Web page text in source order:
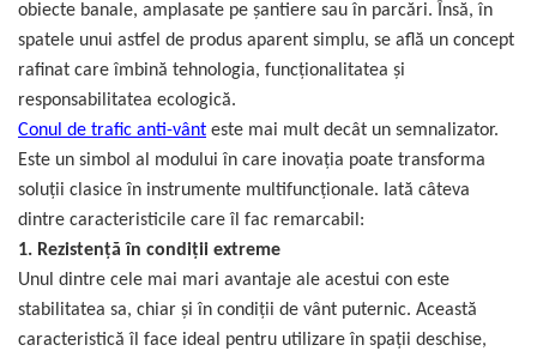
obiecte banale, amplasate pe șantiere sau în parcări. Însă, în
spatele unui astfel de produs aparent simplu, se află un concept
rafinat care îmbină tehnologia, funcționalitatea și
responsabilitatea ecologică.
Conul de trafic anti-vânt este mai mult decât un semnalizator.
Este un simbol al modului în care inovația poate transforma
soluții clasice în instrumente multifuncționale. Iată câteva
dintre caracteristicile care îl fac remarcabil:
1. Rezistență în condiții extreme
Unul dintre cele mai mari avantaje ale acestui con este
stabilitatea sa, chiar și în condiții de vânt puternic. Această
caracteristică îl face ideal pentru utilizare în spații deschise,